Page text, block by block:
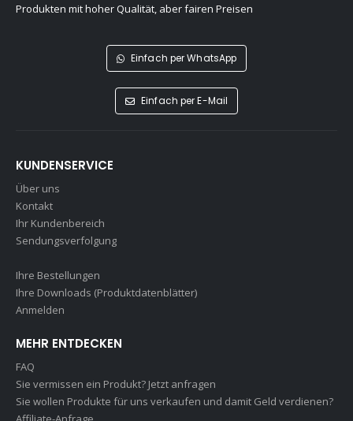
Produkten mit hoher Qualität, aber fairen Preisen
Einfach per WhatsApp
Einfach per E-Mail
KUNDENSERVICE
Über uns
Kontakt
Ihr Kundenbereich
Sendungsverfolgung
Ihre Bestellungen
Ihre Downloads (Produktdatenblätter)
Anmelden
MEHR ENTDECKEN
FAQ
Sie vermissen ein Produkt? Jetzt anfragen
Sie wollen Produkte für uns verkaufen und damit Geld verdienen?